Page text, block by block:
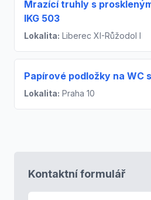
Mrazící truhly s
IKG 503
Lokalita: Liberec XI-Růžodol I
Papírové podložky na WC
Lokalita: Praha 10
Kontaktní formulář